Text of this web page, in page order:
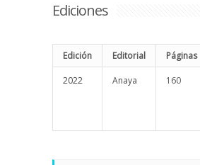
Ediciones
Edición Editorial Páginas
2022 Anaya 160